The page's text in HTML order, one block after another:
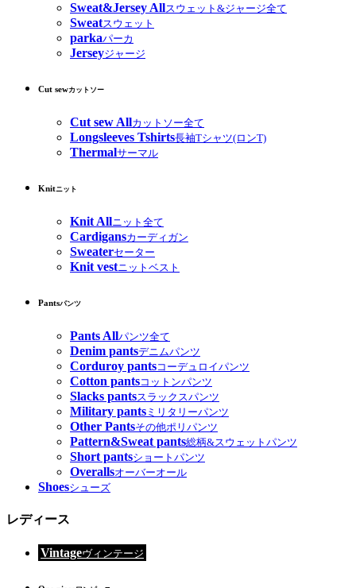
Sweat&Jersey Allスウェット&ジャージ全て
Sweatスウェット
parkaパーカ
Jerseyジャージ
Cut sewカットソー
Cut sew Allカットソー全て
Longsleeves Tshirts長袖Tシャツ(ロンT)
Thermalサーマル
Knitニット
Knit Allニット全て
Cardigansカーディガン
Sweaterセーター
Knit vestニットベスト
Pantsパンツ
Pants Allパンツ全て
Denim pantsデニムパンツ
Corduroy pantsコーデュロイパンツ
Cotton pantsコットンパンツ
Slacks pantsスラックスパンツ
Military pants ミリタリーパンツ
Other Pantsその他ポリパンツ
Pattern&Sweat pants総柄&スウェットパンツ
Short pantsショートパンツ
Overallsオーバーオール
Shoesシューズ
レディース
Vintageヴィンテージ